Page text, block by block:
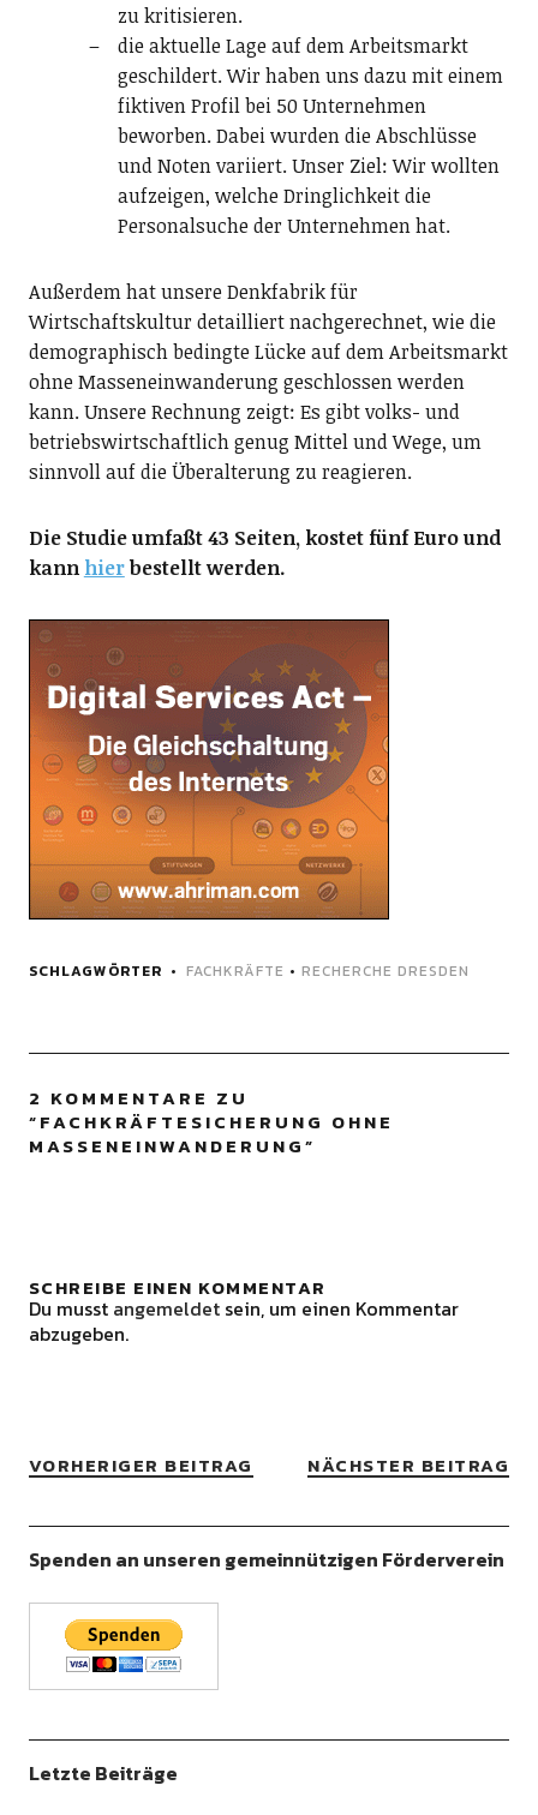
zu kritisieren.
die aktuelle Lage auf dem Arbeitsmarkt
geschildert. Wir haben uns dazu mit einem
fiktiven Profil bei 50 Unternehmen
beworben. Dabei wurden die Abschlüsse
und Noten variiert. Unser Ziel: Wir wollten
aufzeigen, welche Dringlichkeit die
Personalsuche der Unternehmen hat.
Außerdem hat unsere Denkfabrik für
Wirtschaftskultur detailliert nachgerechnet, wie die
demographisch bedingte Lücke auf dem Arbeitsmarkt
ohne Masseneinwanderung geschlossen werden
kann. Unsere Rechnung zeigt: Es gibt volks- und
betriebswirtschaftlich genug Mittel und Wege, um
sinnvoll auf die Überalterung zu reagieren.
Die Studie umfaßt 43 Seiten, kostet fünf Euro und
kann hierbestellt werden.
SCHLAGWÖRTER FACHKRÄFTE • RECHERCHE DRESDEN
2 KOMMENTARE ZU
“FACHKRÄFTESICHERUNG OHNE
MASSENEINWANDERUNG”
SCHREIBE EINEN KOMMENTAR
Du musst angemeldetsein, um einen Kommentar
abzugeben.
VORHERIGER BEITRAG NÄCHSTER BEITRAG
Spenden an unseren gemeinnützigen Förderverein
Letzte Beiträge